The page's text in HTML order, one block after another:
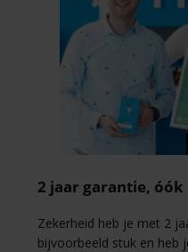
2 jaar garantie, óók
Zekerheid heb je met 2
bijvoorbeeld stuk en heb